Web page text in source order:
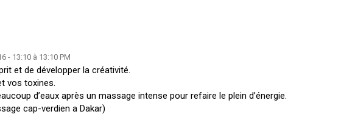
- 13:10 à 13:10 PM
et de développer la créativité.
vos toxines.
d’eaux après un massage intense pour refaire le plein d’énergie.
cap-verdien a Dakar)